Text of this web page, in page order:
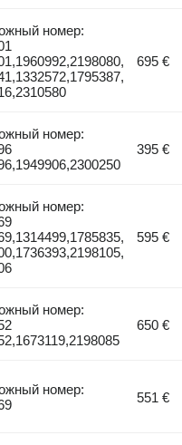
номер:
695 €
номер:
395 €
номер:
595 €
номер:
650 €
номер:
551 €